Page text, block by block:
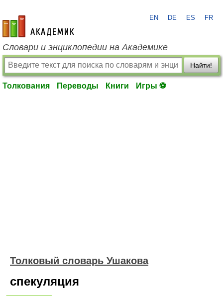
academic.ru
EN DE ES FR
Словари и энциклопедии на Академике
Найти!
Толкования Переводы Книги Игры ⚽
Толковый словарь Ушакова
спекуляция